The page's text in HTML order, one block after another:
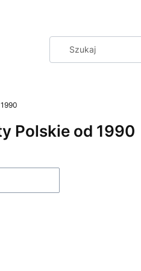
Polskie od 1990